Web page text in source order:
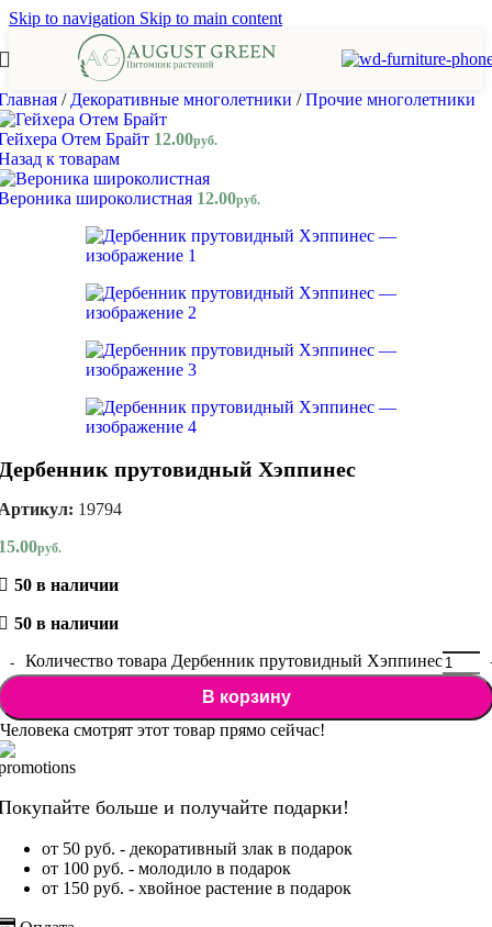
Skip to navigation Skip to main content
/ Декоративные многолетники / Прочие многолетники
Отем Брайт 12.00руб.
к товарам
широколистная 12.00руб.
прутовидный Хэппинес
19794
руб.
50 в наличии
50 в наличии
Количество товара Дербенник прутовидный Хэппинес
В корзину
Человека смотрят этот товар прямо сейчас!
больше и получайте подарки!
от 50 руб. - декоративный злак в подарок
от 100 руб. - молодило в подарок
от 150 руб. - хвойное растение в подарок